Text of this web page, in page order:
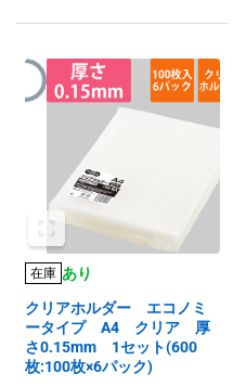
在庫 あり
クリアホルダー エコノミ
ータイプ A4 クリア 厚
さ0.15mm 1セット(600
枚:100枚×6パック)